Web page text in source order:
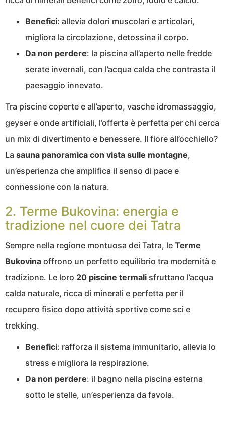
Benefici: allevia dolori muscolari e articolari,
migliora la circolazione, detossina il corpo.
Da non perdere: la piscina all’aperto nelle fredde
serate invernali, con l’acqua calda che contrasta il
paesaggio innevato.
Tra piscine coperte e all’aperto, vasche idromassaggio,
geyser e onde artificiali, l’offerta è perfetta per chi cerca
un mix di divertimento e benessere. Il fiore all’occhiello?
La sauna panoramica con vista sulle montagne,
un’esperienza che amplifica il senso di pace e
connessione con la natura.
2. Terme Bukovina: energia e
tradizione nel cuore dei Tatra
Sempre nella regione montuosa dei Tatra, le Terme
Bukovina offrono un perfetto equilibrio tra modernità e
tradizione. Le loro 20 piscine termali sfruttano l’acqua
calda naturale, ricca di minerali e perfetta per il
recupero fisico dopo attività sportive come sci e
trekking.
Benefici: rafforza il sistema immunitario, allevia lo
stress e migliora la respirazione.
Da non perdere: il bagno nella piscina esterna
sotto le stelle, un’esperienza da favola.